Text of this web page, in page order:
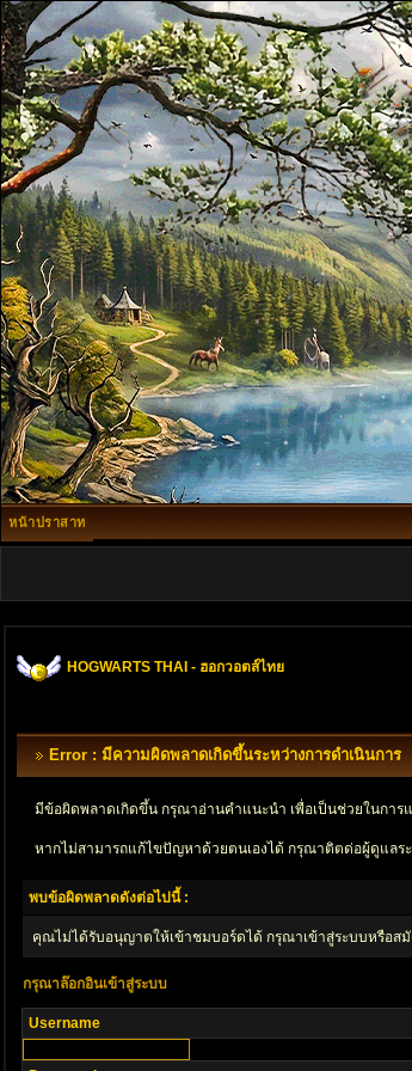
หน้าปราสาท
HOGWARTS THAI - ฮอกวอตส์ไทย
Error : มีความผิดพลาดเกิดขึ้นระหว่างการดำเนินการ
มีข้อผิดพลาดเกิดขึ้น กรุณาอ่านคำแนะนำ เพื่อเป็นช่วยในการ
หากไม่สามารถแก้ไขปัญหาด้วยตนเองได้ กรุณาติตด่อผู้ดูแลร
พบข้อผิดพลาดดังต่อไปนี้ :
คุณไม่ได้รับอนุญาตให้เข้าชมบอร์ดได้ กรุณาเข้าสู่ระบบหรือส
กรุณาล๊อกอินเข้าสู่ระบบ
Username